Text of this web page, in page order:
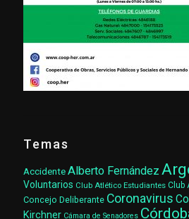
Temas
AccidenteAlberto Fernández
Voluntarios Club Atlético Estudiantes Club
Concejo Deliberante Coronavirus
Kirchner Cámara de Senadores